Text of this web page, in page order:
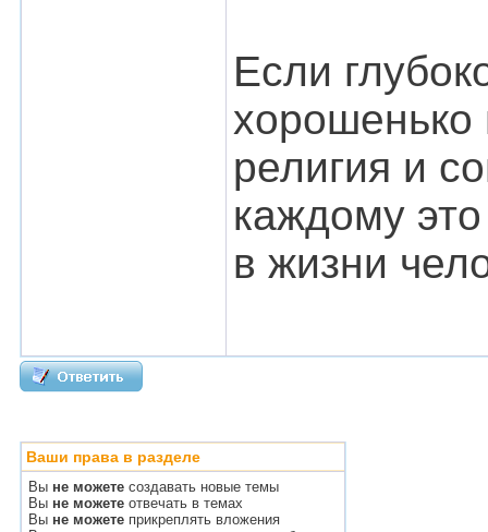
Если
хорошенько
религия и
каждому
в жизни
Ваши права в разделе
Вы не можете создавать новые темы
Вы не можете отвечать в темах
Вы не можете прикреплять вложения